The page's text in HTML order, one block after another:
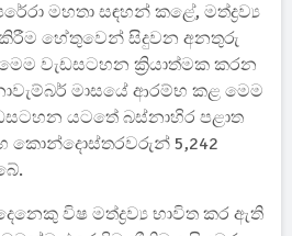
මහතා සඳහන් කළේ, මත්ද්‍රව්‍ය
කිරීම හේතුවෙන් සිදුවන අනතුරු
වැඩසටහන ක්‍රියාත්මක කරන
මාසයේ ආරම්භ කළ මෙම
යටතේ බස්නාහිර පළාත
කොන්දොස්තරවරුන් 5,242
විෂ මත්ද්‍රව්‍ය භාවිත කර ඇති